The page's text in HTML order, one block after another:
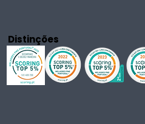
Distinções